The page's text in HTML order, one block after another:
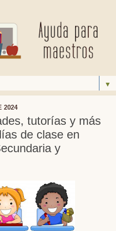
▼
2024
tutorías y más
de clase en
y